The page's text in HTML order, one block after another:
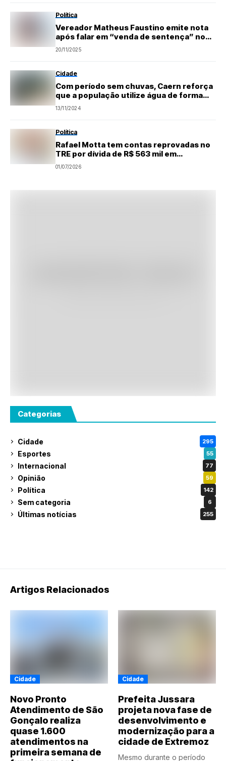
Política
Vereador Matheus Faustino emite nota
após falar em “venda de sentença” no
caso Brisa Bracchi
20/11/2025
Cidade
Com período sem chuvas, Caern reforça
que a população utilize água de forma
consciente
13/11/2024
Política
Rafael Motta tem contas reprovadas no
TRE por dívida de R$ 563 mil em
campanha
01/07/2026
Categorias
Cidade 295
Esportes 55
Internacional 77
Opinião 59
Política 142
Sem categoria 6
Últimas notícias 255
Artigos Relacionados
Cidade
Novo Pronto
Atendimento de São
Gonçalo realiza
quase 1.600
atendimentos na
primeira semana de
Cidade
Prefeita Jussara
projeta nova fase de
desenvolvimento e
modernização para a
cidade de Extremoz
Mesmo durante o período